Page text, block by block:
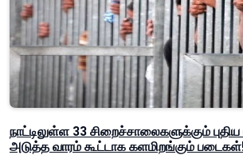
நாட்டிலுள்ள 33 சிறைச்சாலைகளுக்கும் புதிய
அடுத்த வாரம் கூட்டாக களமிறங்கும்